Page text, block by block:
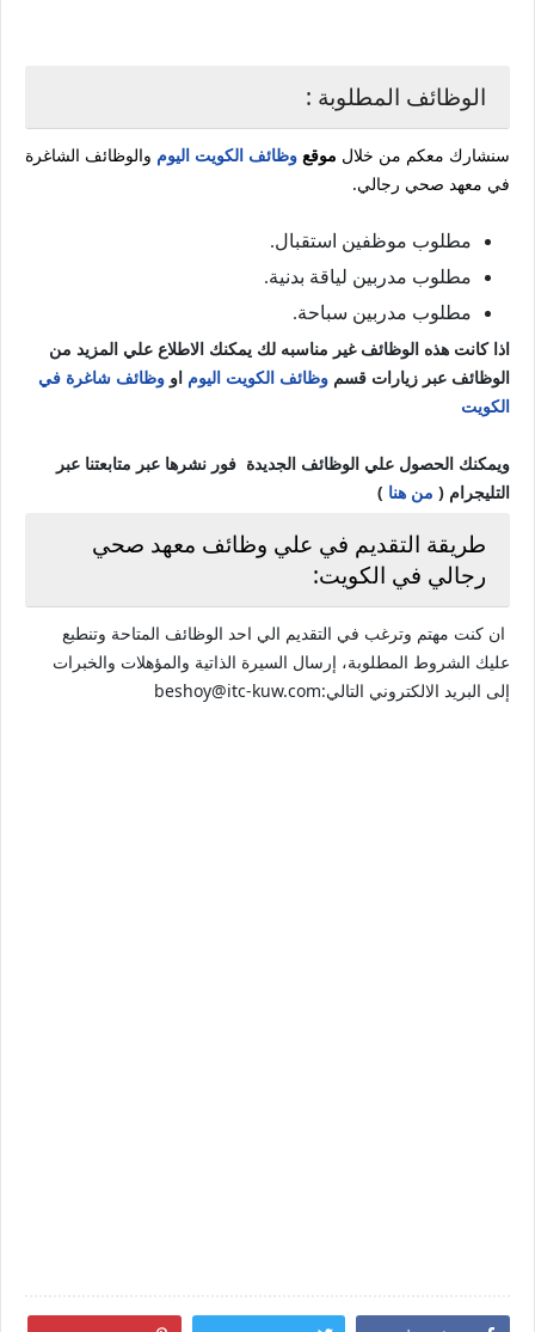
الوظائف المطلوبة :
سنشارك معكم من خلال موقع وظائف الكويت اليوم والوظائف الشاغرة
في معهد صحي رجالي.
مطلوب موظفين استقبال.
مطلوب مدربين لياقة بدنية.
مطلوب مدربين سباحة.
اذا كانت هذه الوظائف غير مناسبه لك يمكنك الاطلاع علي المزيد من
الوظائف عبر زيارات قسم وظائف الكويت اليوم او وظائف شاغرة في
الكويت
ويمكنك الحصول علي الوظائف الجديدة فور نشرها عبر متابعتنا عبر
التليجرام ( من هنا )
طريقة التقديم في علي وظائف معهد صحي
رجالي في الكويت:
ان كنت مهتم وترغب في التقديم الي احد الوظائف المتاحة وتنطبع
عليك الشروط المطلوبة، إرسال السيرة الذاتية والمؤهلات والخبرات
إلى البريد الالكتروني التالي:beshoy@itc-kuw.com